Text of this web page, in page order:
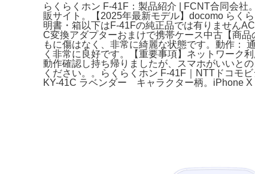
らくらくホン F-41F：製品紹介 | FCNT合同会社
販サイト。【2025年最新モデル】docomo らく
明書・箱以下はF-41Fの純正品では有りませ
C変換アダプターおまけで携帯ケース中古​【商
もに傷はなく、非常に綺麗な状態です。​動作：
く非常に良好です。​【重要事項】​ネットワーク
動作確認し持ち帰りましたが、スマホがいいと
ください。。らくらくホン F-41F｜NTTドコモ
KY-41C ラベンダー キャラクター柄。iPhone